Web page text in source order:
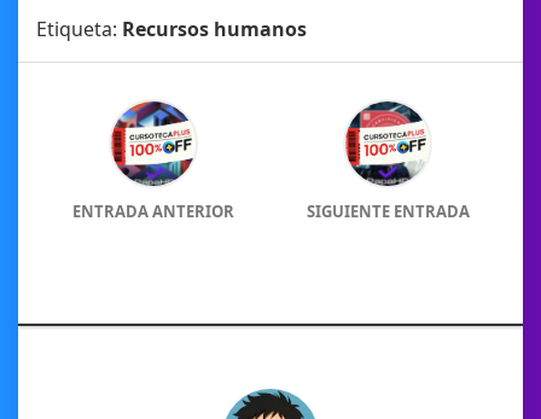
Etiqueta: Recursos humanos
ENTRADA ANTERIOR SIGUIENTE ENTRADA